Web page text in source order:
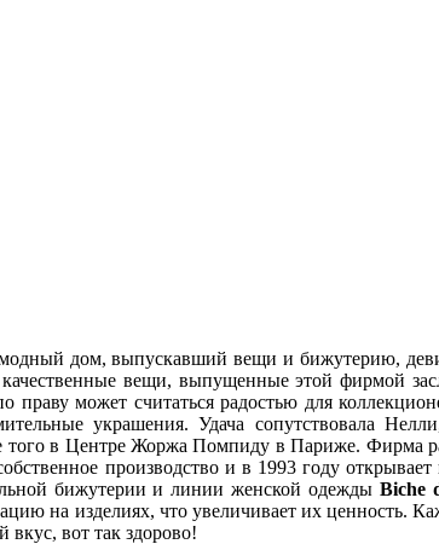
дом, выпускавший вещи и бижутерию,
вещи, выпущенные этой фирмой
праву может считаться радостью для
украшения. Удача сопутствовала
в Центре Жоржа Помпиду в Париже. Фирма
производство и в 1993 году открывает
бижутерии и линии женской одежды Biche
на изделиях, что увеличивает их ценность.
вкус, вот так здорово!